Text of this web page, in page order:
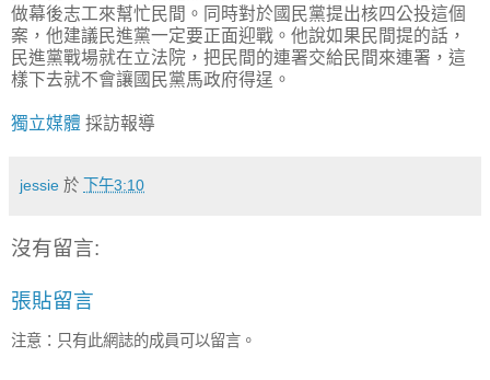
做幕後志工來幫忙民間。同時對於國民黨提出核四公投這個
案，他建議民進黨一定要正面迎戰。他說如果民間提的話，
民進黨戰場就在立法院，把民間的連署交給民間來連署，這
樣下去就不會讓國民黨馬政府得逞。
獨立媒體 採訪報導
jessie 於 下午3:10
沒有留言:
張貼留言
注意：只有此網誌的成員可以留言。